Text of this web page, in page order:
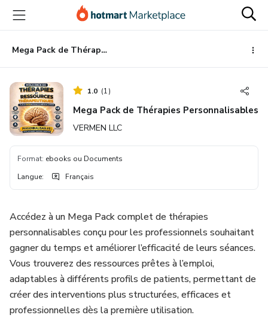
vers
contenu
principal
vers
bas
de
Mega Pack de Thérapies Personnalisables
1.0 (1)
Mega Pack de Thérapies Personnalisables
VERMEN LLC
Format: ebooks ou Documents
Langue: Français
Accédez à un Mega Pack complet de thérapies
personnalisables conçu pour les professionnels souhaitant
gagner du temps et améliorer l’efficacité de leurs séances.
Vous trouverez des ressources prêtes à l’emploi,
adaptables à différents profils de patients, permettant de
créer des interventions plus structurées, efficaces et
professionnelles dès la première utilisation.